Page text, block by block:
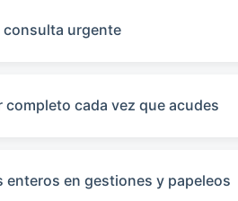
consulta urgente
cada vez que acudes
en gestiones y papeleos